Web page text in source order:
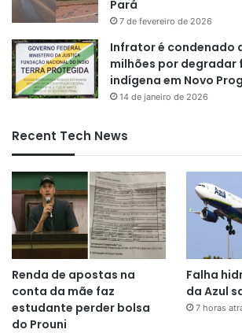
Pará
7 de fevereiro de 2026
Infrator é condenado
milhões por degradar
indígena em Novo
14 de janeiro de 2026
Recent Tech News
Renda de apostas na
conta da mãe faz
estudante perder bolsa
do Prouni
Falha
da Azul
7 horas